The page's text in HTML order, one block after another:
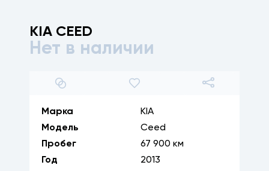
KIA CEED
Нет в наличии
1/ 26
Марка
KIA
Модель
Ceed
Пробег
67 900 км
Год
2013